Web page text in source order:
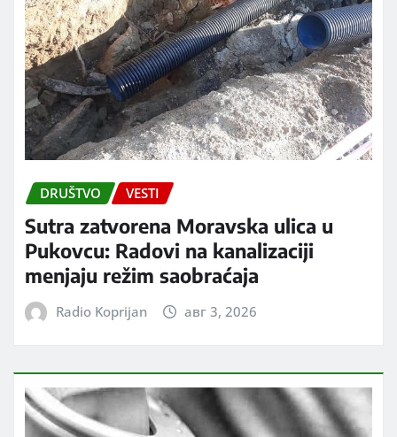
DRUŠTVO VESTI
Sutra zatvorena Moravska ulica u
Pukovcu: Radovi na kanalizaciji
menjaju režim saobraćaja
Radio Koprijan авг 3, 2026